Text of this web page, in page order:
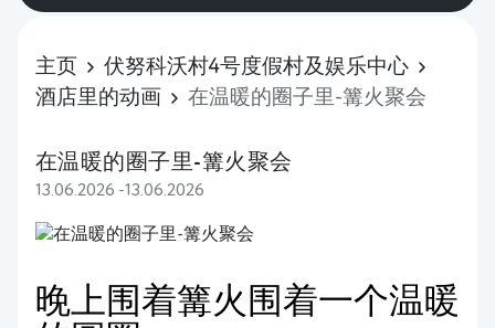
主页
伏努科沃村4号度假村及娱乐中心
酒店里的动画
在温暖的圈子里-篝火聚会
在温暖的圈子里-篝火聚会
13.06.2026 -13.06.2026
晚上围着篝火围着一个温暖